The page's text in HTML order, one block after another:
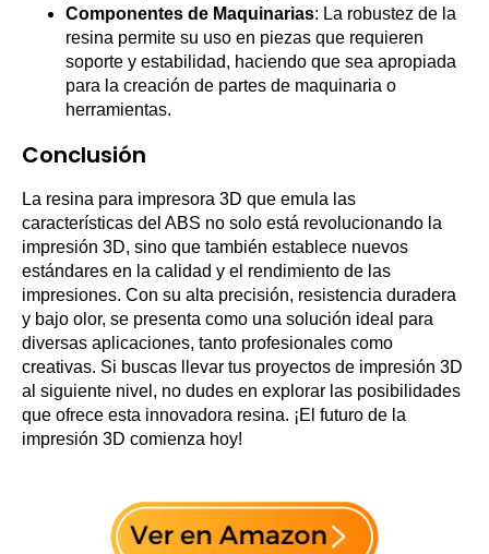
Componentes de Maquinarias: La robustez de la
resina permite su uso en piezas que requieren
soporte y estabilidad, haciendo que sea apropiada
para la creación de partes de maquinaria o
herramientas.
Conclusión
La resina para impresora 3D que emula las
características del ABS no solo está revolucionando la
impresión 3D, sino que también establece nuevos
estándares en la calidad y el rendimiento de las
impresiones. Con su alta precisión, resistencia duradera
y bajo olor, se presenta como una solución ideal para
diversas aplicaciones, tanto profesionales como
creativas. Si buscas llevar tus proyectos de impresión 3D
al siguiente nivel, no dudes en explorar las posibilidades
que ofrece esta innovadora resina. ¡El futuro de la
impresión 3D comienza hoy!